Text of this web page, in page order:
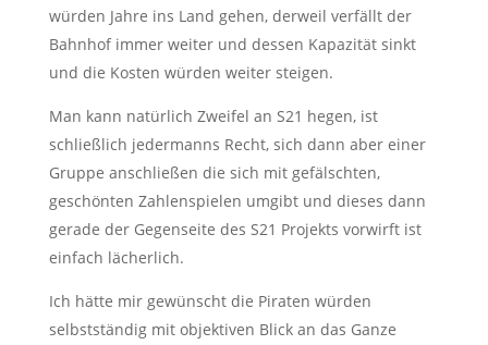
würden Jahre ins Land gehen, derweil verfällt der
Bahnhof immer weiter und dessen Kapazität sinkt
und die Kosten würden weiter steigen.
Man kann natürlich Zweifel an S21 hegen, ist
schließlich jedermanns Recht, sich dann aber einer
Gruppe anschließen die sich mit gefälschten,
geschönten Zahlenspielen umgibt und dieses dann
gerade der Gegenseite des S21 Projekts vorwirft ist
einfach lächerlich.
Ich hätte mir gewünscht die Piraten würden
selbstständig mit objektiven Blick an das Ganze